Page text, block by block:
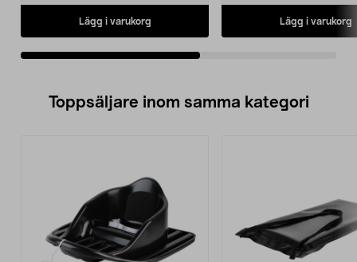
Lägg i varukorg Lägg i varukorg
Toppsäljare inom samma kategori